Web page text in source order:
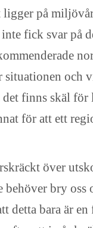
ligger på
inte fick svar
och
finns skäl
för att ett
över
bry
detta bara är